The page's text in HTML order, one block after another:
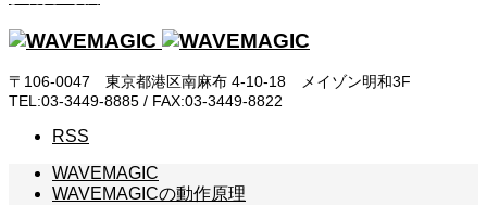
〒106-0047 東京都港区南麻布 4-10-18 メイゾン明和3F
TEL:03-3449-8885 / FAX:03-3449-8822
RSS
WAVEMAGIC
WAVEMAGICの動作原理